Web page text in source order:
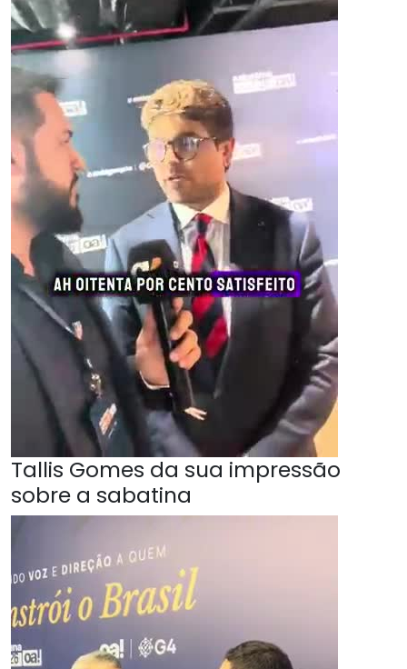
Tallis Gomes da sua impressão
sobre a sabatina